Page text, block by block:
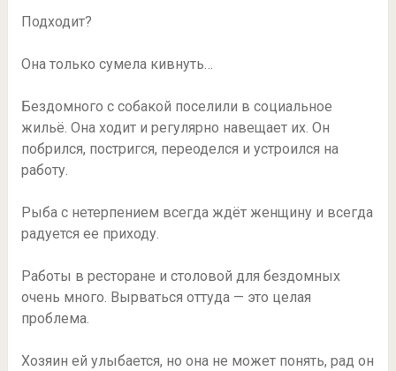
Подходит?
Она только сумела кивнуть…
Бездомного с собакой поселили в социальное
жильё. Она ходит и регулярно навещает их. Он
побрился, постригся, переоделся и устроился на
работу.
Рыба с нетерпением всегда ждёт женщину и всегда
радуется ее приходу.
Работы в ресторане и столовой для бездомных
очень много. Вырваться оттуда — это целая
проблема.
Хозяин ей улыбается, но она не может понять, рад он